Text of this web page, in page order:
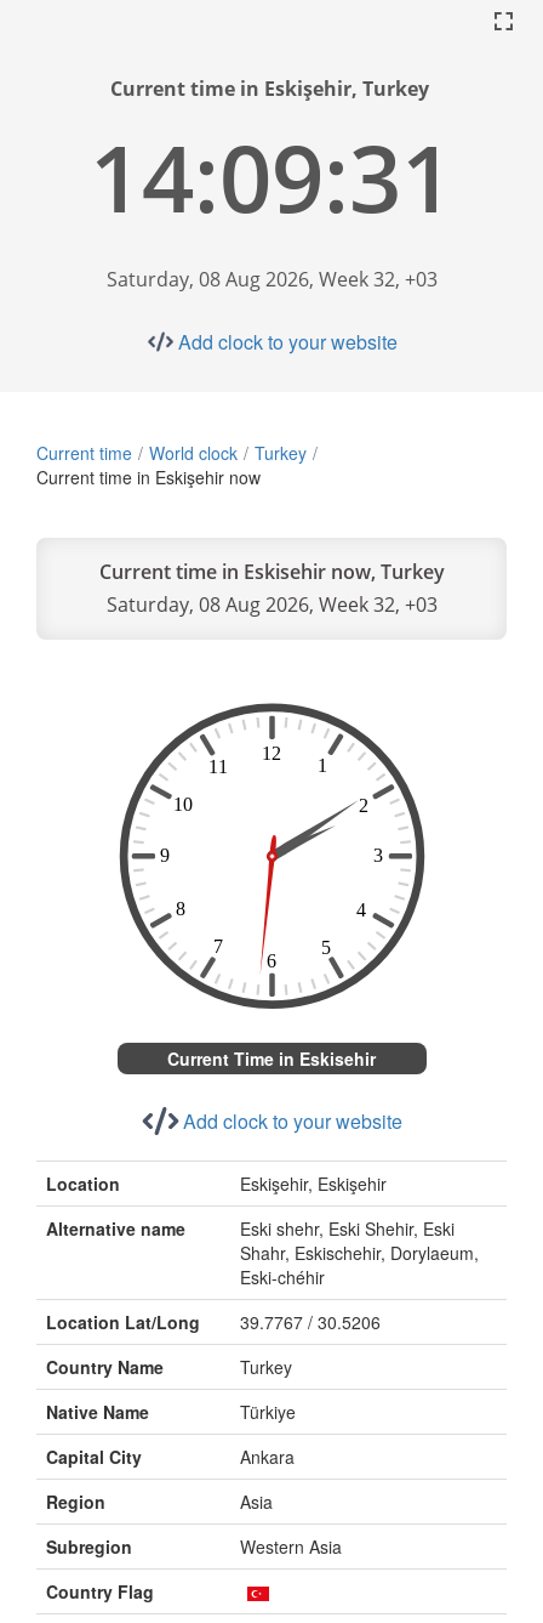
Current time in Eskişehir, Turkey
14:09:32
Saturday, 08 Aug 2026, Week 32, +03
Add clock to your website
Current time World clock
Turkey
Current time in Eskişehir now
Current time in Eskisehir now, Turkey
Saturday, 08 Aug 2026, Week 32, +03
Current Time in Eskisehir
Add clock to your website
Location
Eskişehir, Eskişehir
Alternative name
Eski shehr, Eski Shehir, Eski
Shahr, Eskischehir, Dorylaeum,
Eski-chéhir
Location Lat/Long
39.7767 / 30.5206
Country Name
Turkey
Native Name
Türkiye
Capital City
Ankara
Region
Asia
Subregion
Western Asia
Country Flag